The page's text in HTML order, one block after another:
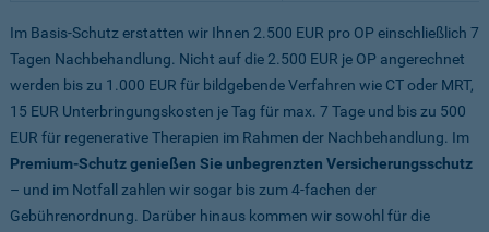
Im Basis-Schutz erstatten wir Ihnen 2.500 EUR pro OP einschließlich 7
Tagen Nachbehandlung. Nicht auf die 2.500 EUR je OP angerechnet
werden bis zu 1.000 EUR für bildgebende Verfahren wie CT oder MRT,
15 EUR Unterbringungskosten je Tag für max. 7 Tage und bis zu 500
EUR für regenerative Therapien im Rahmen der Nachbehandlung. Im
Premium-Schutz genießen Sie unbegrenzten Versicherungsschutz
– und im Notfall zahlen wir sogar bis zum 4-fachen der
Gebührenordnung. Darüber hinaus kommen wir sowohl für die